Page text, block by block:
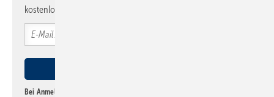
kostenlos direkt ins Postfach.
Bei Anmeldung zu diesem Newsletter bin ich damit einverstanden, über